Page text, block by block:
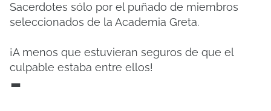
Sacerdotes sólo por el puñado de miembros
seleccionados de la Academia Greta.
¡A menos que estuvieran seguros de que el
culpable estaba entre ellos!
-